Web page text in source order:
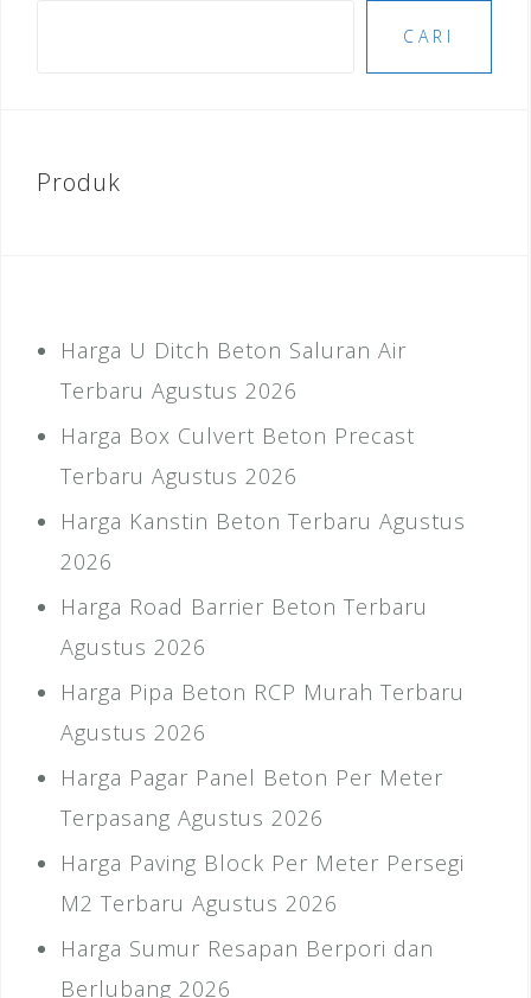
CARI
Produk
Harga U Ditch Beton Saluran Air
Terbaru Agustus 2026
Harga Box Culvert Beton Precast
Terbaru Agustus 2026
Harga Kanstin Beton Terbaru Agustus
2026
Harga Road Barrier Beton Terbaru
Agustus 2026
Harga Pipa Beton RCP Murah Terbaru
Agustus 2026
Harga Pagar Panel Beton Per Meter
Terpasang Agustus 2026
Harga Paving Block Per Meter Persegi
M2 Terbaru Agustus 2026
Harga Sumur Resapan Berpori dan
Berlubang 2026